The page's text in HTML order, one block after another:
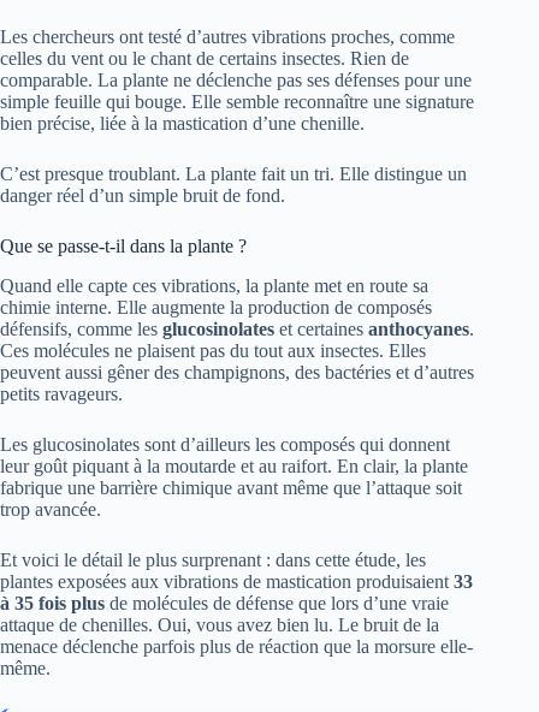
Les chercheurs ont testé d’autres vibrations proches, comme
celles du vent ou le chant de certains insectes. Rien de
comparable. La plante ne déclenche pas ses défenses pour une
simple feuille qui bouge. Elle semble reconnaître une signature
bien précise, liée à la mastication d’une chenille.
C’est presque troublant. La plante fait un tri. Elle distingue un
danger réel d’un simple bruit de fond.
Que se passe-t-il dans la plante ?
Quand elle capte ces vibrations, la plante met en route sa
chimie interne. Elle augmente la production de composés
défensifs, comme les glucosinolates et certaines anthocyanes.
Ces molécules ne plaisent pas du tout aux insectes. Elles
peuvent aussi gêner des champignons, des bactéries et d’autres
petits ravageurs.
Les glucosinolates sont d’ailleurs les composés qui donnent
leur goût piquant à la moutarde et au raifort. En clair, la plante
fabrique une barrière chimique avant même que l’attaque soit
trop avancée.
Et voici le détail le plus surprenant : dans cette étude, les
plantes exposées aux vibrations de mastication produisaient 33
à 35 fois plus de molécules de défense que lors d’une vraie
attaque de chenilles. Oui, vous avez bien lu. Le bruit de la
menace déclenche parfois plus de réaction que la morsure elle-
même.